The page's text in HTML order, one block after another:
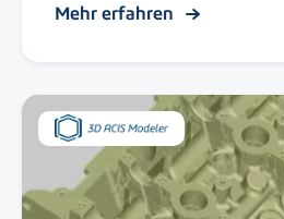
Mehr erfahren